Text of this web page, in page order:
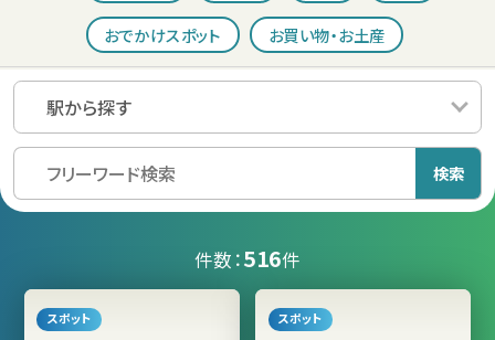
おでかけスポット お買い物・お土産
駅から探す
検索
件数：516件
スポット スポット